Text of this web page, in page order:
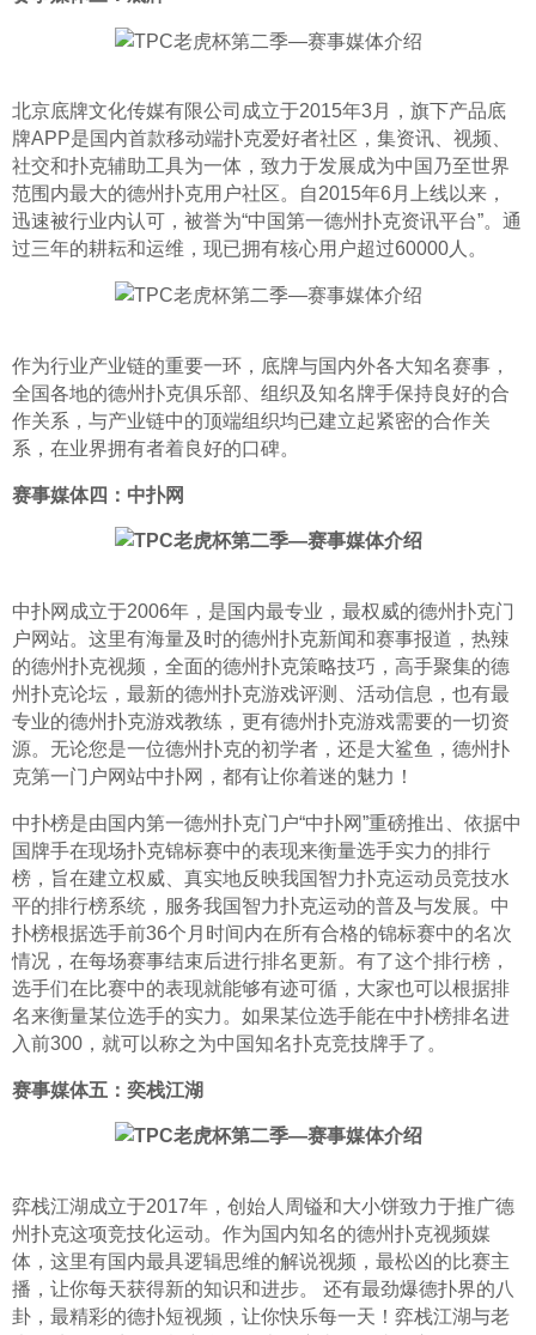
北京底牌文化传媒有限公司成立于2015年3月，旗下产品底
牌APP是国内首款移动端扑克爱好者社区，集资讯、视频、
社交和扑克辅助工具为一体，致力于发展成为中国乃至世界
范围内最大的德州扑克用户社区。自2015年6月上线以来，
迅速被行业内认可，被誉为“中国第一德州扑克资讯平台”。通
过三年的耕耘和运维，现已拥有核心用户超过60000人。
作为行业产业链的重要一环，底牌与国内外各大知名赛事，
全国各地的德州扑克俱乐部、组织及知名牌手保持良好的合
作关系，与产业链中的顶端组织均已建立起紧密的合作关
系，在业界拥有者着良好的口碑。
赛事媒体四：中扑网
中扑网成立于2006年，是国内最专业，最权威的德州扑克门
户网站。这里有海量及时的德州扑克新闻和赛事报道，热辣
的德州扑克视频，全面的德州扑克策略技巧，高手聚集的德
州扑克论坛，最新的德州扑克游戏评测、活动信息，也有最
专业的德州扑克游戏教练，更有德州扑克游戏需要的一切资
源。无论您是一位德州扑克的初学者，还是大鲨鱼，德州扑
克第一门户网站中扑网，都有让你着迷的魅力！
中扑榜是由国内第一德州扑克门户“中扑网”重磅推出、依据中
国牌手在现场扑克锦标赛中的表现来衡量选手实力的排行
榜，旨在建立权威、真实地反映我国智力扑克运动员竞技水
平的排行榜系统，服务我国智力扑克运动的普及与发展。中
扑榜根据选手前36个月时间内在所有合格的锦标赛中的名次
情况，在每场赛事结束后进行排名更新。有了这个排行榜，
选手们在比赛中的表现就能够有迹可循，大家也可以根据排
名来衡量某位选手的实力。如果某位选手能在中扑榜排名进
入前300，就可以称之为中国知名扑克竞技牌手了。
赛事媒体五：奕栈江湖
弈栈江湖成立于2017年，创始人周镒和大小饼致力于推广德
州扑克这项竞技化运动。作为国内知名的德州扑克视频媒
体，这里有国内最具逻辑思维的解说视频，最松凶的比赛主
播，让你每天获得新的知识和进步。 还有最劲爆德扑界的八
卦，最精彩的德扑短视频，让你快乐每一天！弈栈江湖与老